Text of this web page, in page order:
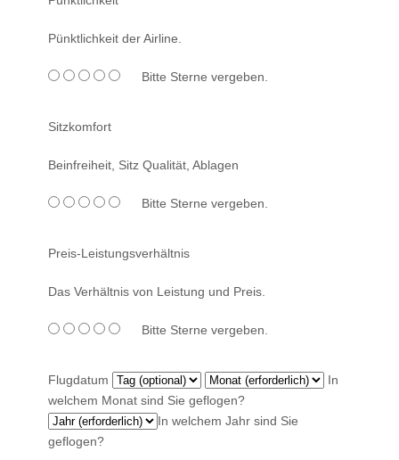
Pünktlichkeit der Airline.
Bitte Sterne vergeben.
Sitzkomfort
Beinfreiheit, Sitz Qualität, Ablagen
Bitte Sterne vergeben.
Preis-Leistungsverhältnis
Das Verhältnis von Leistung und Preis.
Bitte Sterne vergeben.
Flugdatum
In
welchem Monat sind Sie geflogen?
In welchem Jahr sind Sie
geflogen?